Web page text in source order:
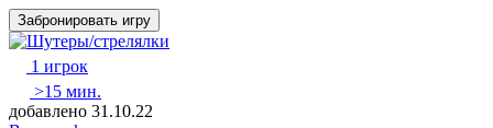
Забронировать игру
1 игрок
>15 мин.
добавлено 31.10.22